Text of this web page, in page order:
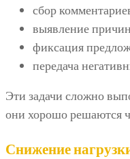
сбор
выявление
фиксация
передача
Эти задачи сложно
они хорошо решаются
Снижение